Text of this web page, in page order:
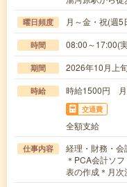
曜日頻度 月～金・祝(週
時間 08:00～17:00(
期間 2026年10月上
時給 時給1500円 月
交通費
全額支給
仕事内容
経理・財務・会
＊PCA会計ソ
表の作成＊月